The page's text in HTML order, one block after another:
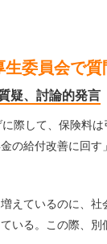
委員会で質
疑、討論的発言
際して、保険料
の給付改善に回
えているのに、
いる。この際、